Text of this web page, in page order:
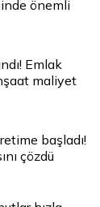
önemli
Emlak
maliyet
başladı!
çözdü